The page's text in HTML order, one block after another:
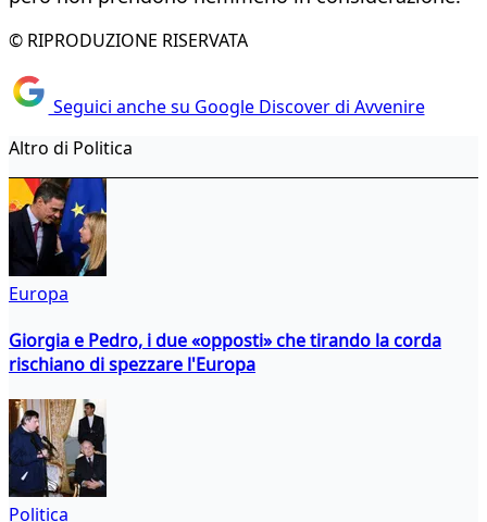
© RIPRODUZIONE RISERVATA
Seguici anche su Google Discover di Avvenire
Altro di Politica
Europa
Giorgia e Pedro, i due «opposti» che tirando la corda
rischiano di spezzare l'Europa
Politica